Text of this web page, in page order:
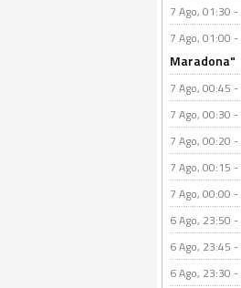
7 Ago, 01:30 -
7 Ago, 01:00 -
Maradona"
7 Ago, 00:45 -
7 Ago, 00:30 -
7 Ago, 00:20 -
7 Ago, 00:15 -
7 Ago, 00:00 -
6 Ago, 23:50 -
6 Ago, 23:45 -
6 Ago, 23:30 -